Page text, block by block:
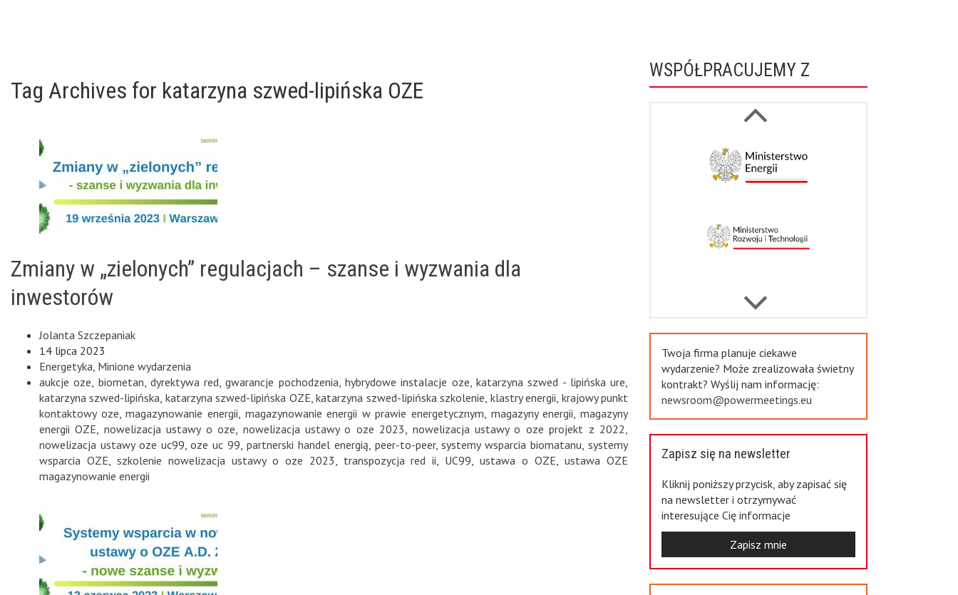
Tag Archives for katarzyna szwed-lipińska OZE
Zmiany w „zielonych” regulacjach – szanse i wyzwania dla
inwestorów
Jolanta Szczepaniak
14 lipca 2023
Energetyka Minione wydarzenia
aukcje oze biometan dyrektywa red ,gwarancje pochodzenia ,hybrydowe instalacje oze katarzyna szwed - lipińska ure
katarzyna szwed-lipińska katarzyna szwed-lipińska OZE ,katarzyna szwed-lipińska szkolenie klastry energii krajowy punkt
kontaktowy oze ,magazynowanie energii magazynowanie energii w prawie energetycznym magazyny energii ,magazyny
energii OZE nowelizacja ustawy o oze nowelizacja ustawy o oze 2023 nowelizacja ustawy o oze projekt z 2022
nowelizacja ustawy oze uc99 ,oze uc 99 ,partnerski handel energią peer-to-peer,systemy wsparcia biomatanu ,systemy
wsparcia OZE
szkolenie nowelizacja ustawy o oze 2023 transpozycja red ii UC99 ,ustawa o OZE ,ustawa OZE
magazynowanie energii
WSPÓŁPRACUJEMY Z
Twoja firma planuje ciekawe
wydarzenie? Może zrealizowała świetny
kontrakt? Wyślij nam informację:
newsroom@powermeetings.eu
Zapisz się na newsletter
Kliknij poniższy przycisk, aby zapisać się
na newsletter i otrzymywać
interesujące Cię informacje
Zapisz mnie